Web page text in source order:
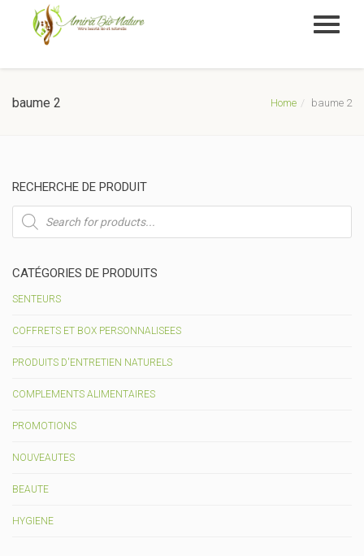
baume 2 Home baume 2
RECHERCHE DE PRODUIT
Recherche
de
produits
CATÉGORIES DE PRODUITS
SENTEURS
COFFRETS ET BOX PERSONNALISEES
PRODUITS D'ENTRETIEN NATURELS
COMPLEMENTS ALIMENTAIRES
PROMOTIONS
NOUVEAUTES
BEAUTE
HYGIENE